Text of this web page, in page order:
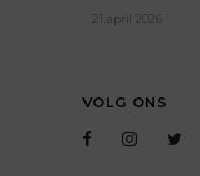
21 april 2026
VOLG ONS